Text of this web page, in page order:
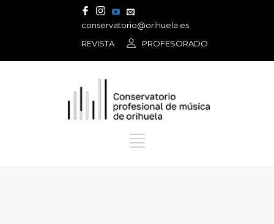
conservatorio@orihuela.es
PROFESORADO
REVISTA